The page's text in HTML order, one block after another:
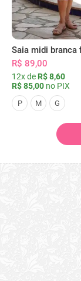
R$ 89,00
12x de R$ 8,60
R$ 85,00 no PIX
P M G